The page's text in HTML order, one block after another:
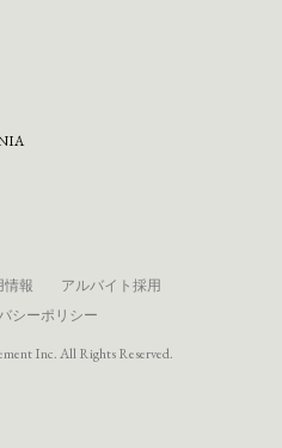
情報
アルバイト採用
シーポリシー
Inc. All Rights Reserved.